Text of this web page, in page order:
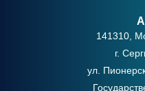
141310,
г.
ул.